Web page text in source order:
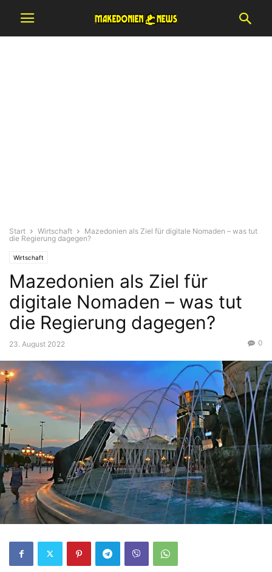
Start Wirtschaft
Mazedonien als Ziel für digitale Nomaden – was tut
die Regierung dagegen?
Wirtschaft
Mazedonien als Ziel für
digitale Nomaden – was tut
die Regierung dagegen?
23. August 2022 0